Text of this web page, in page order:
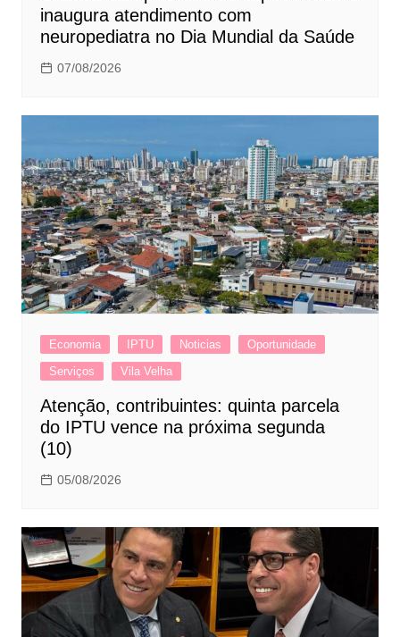
inaugura atendimento com
neuropediatra no Dia Mundial da Saúde
07/08/2026
Economia IPTU Noticias
Oportunidade
Serviços
Vila Velha
Atenção, contribuintes: quinta parcela
do IPTU vence na próxima segunda
(10)
05/08/2026